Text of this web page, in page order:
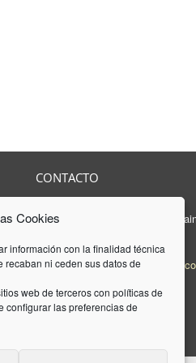
Cookies
información con la finalidad técnica
ni ceden sus datos de
web de terceros con políticas de
configurar las preferencias de
CONTACTO
08208 Sabadell - Barcelona
Fax:93 745 15 35
E-mail:mail@luquez-